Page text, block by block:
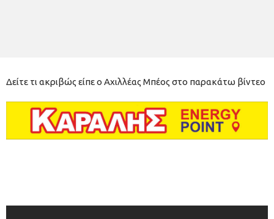
Δείτε τι ακριβώς είπε ο Αχιλλέας Μπέος στο παρακάτω βίντεο